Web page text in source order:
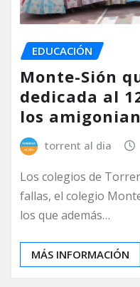
EDUCACIÓN
Monte-Sión
dedicada al
los
torrent al dia
Los colegios de
fallas, el colegio
los que además…
MÁS INFORMACIÓN